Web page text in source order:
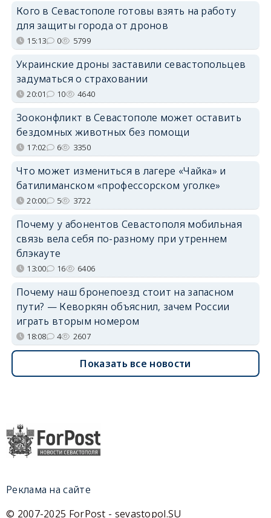
Кого в Севастополе готовы взять на работу
для защиты города от дронов
15:13 0 5799
Украинские дроны заставили севастопольцев
задуматься о страховании
20:01 10 4640
Зооконфликт в Севастополе может оставить
бездомных животных без помощи
17:02 6 3350
Что может измениться в лагере «Чайка» и
батилиманском «профессорском уголке»
20:00 5 3722
Почему у абонентов Севастополя мобильная
связь вела себя по-разному при утреннем
блэкауте
13:00 16 6406
Почему наш бронепоезд стоит на запасном
пути? — Кеворкян объяснил, зачем России
играть вторым номером
18:08 4 2607
Показать все новости
Реклама на сайте
© 2007-2025 ForPost - sevastopol.SU